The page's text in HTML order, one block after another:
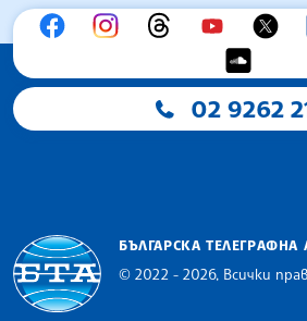
02 9262
БЪЛГАРСКА ТЕЛЕГРАФНА
© 2022 - 2026, Всички